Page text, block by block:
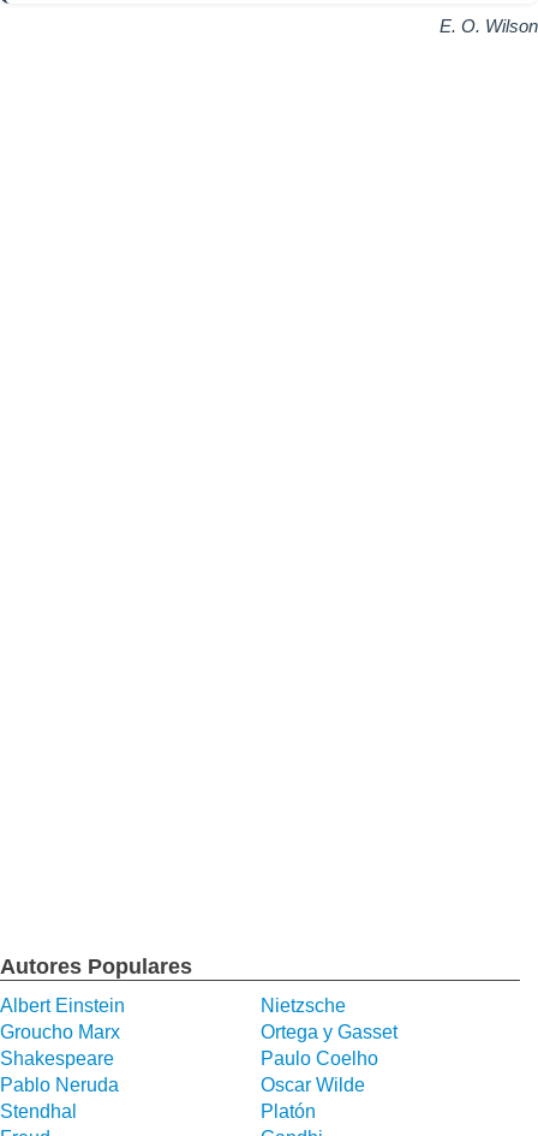
E. O. Wilson
Autores Populares
Albert Einstein
Nietzsche
Groucho Marx
Ortega y Gasset
Shakespeare
Paulo Coelho
Pablo Neruda
Oscar Wilde
Stendhal
Platón